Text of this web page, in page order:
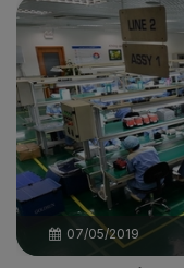
07/05/2019